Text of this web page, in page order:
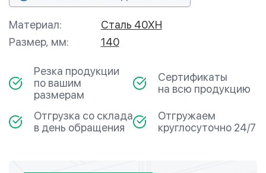
Материал:
Сталь 40ХН
Размер, мм:
140
Резка продукции
по вашим
размерам
Сертификаты
на всю продукцию
Отгрузка со склада
в день обращения
Отгружаем
круглосуточно 24/7